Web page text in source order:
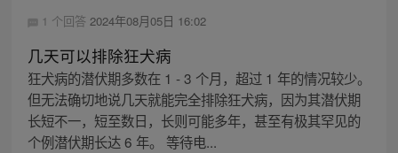
1 个回答 2024年08月05日 16:02
几天可以排除狂犬病
狂犬病的潜伏期多数在 1 - 3 个月，超过 1 年的情况较少。
但无法确切地说几天就能完全排除狂犬病，因为其潜伏期
长短不一，短至数日，长则可能多年，甚至有极其罕见的
个例潜伏期长达 6 年。 等待电...